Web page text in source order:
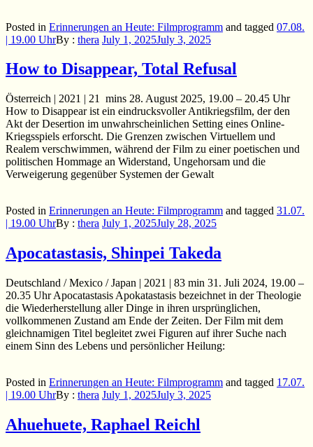
Posted in Erinnerungen an Heute: Filmprogramm and tagged 07.08.
| 19.00 UhrBy : thera July 1, 2025July 3, 2025
How to Disappear, Total Refusal
Österreich | 2021 | 21 mins 28. August 2025, 19.00 – 20.45 Uhr
How to Disappear ist ein eindrucksvoller Antikriegsfilm, der den
Akt der Desertion im unwahrscheinlichen Setting eines Online-
Kriegsspiels erforscht. Die Grenzen zwischen Virtuellem und
Realem verschwimmen, während der Film zu einer poetischen und
politischen Hommage an Widerstand, Ungehorsam und die
Verweigerung gegenüber Systemen der Gewalt
Posted in Erinnerungen an Heute: Filmprogramm and tagged 31.07.
| 19.00 UhrBy : thera July 1, 2025July 28, 2025
Apocatastasis, Shinpei Takeda
Deutschland / Mexico / Japan | 2021 | 83 min 31. Juli 2024, 19.00 –
20.35 Uhr Apocatastasis Apokatastasis bezeichnet in der Theologie
die Wiederherstellung aller Dinge in ihren ursprünglichen,
vollkommenen Zustand am Ende der Zeiten. Der Film mit dem
gleichnamigen Titel begleitet zwei Figuren auf ihrer Suche nach
einem Sinn des Lebens und persönlicher Heilung:
Posted in Erinnerungen an Heute: Filmprogramm and tagged 17.07.
| 19.00 UhrBy : thera July 1, 2025July 3, 2025
Ahuehuete, Raphael Reichl